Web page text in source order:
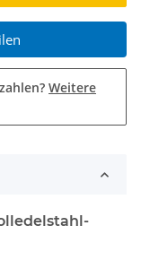
Weitere